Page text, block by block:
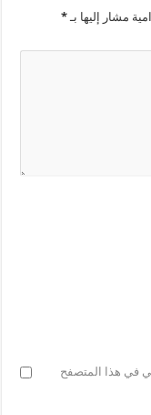
مشار إليها بـ*
في هذا المتصفح